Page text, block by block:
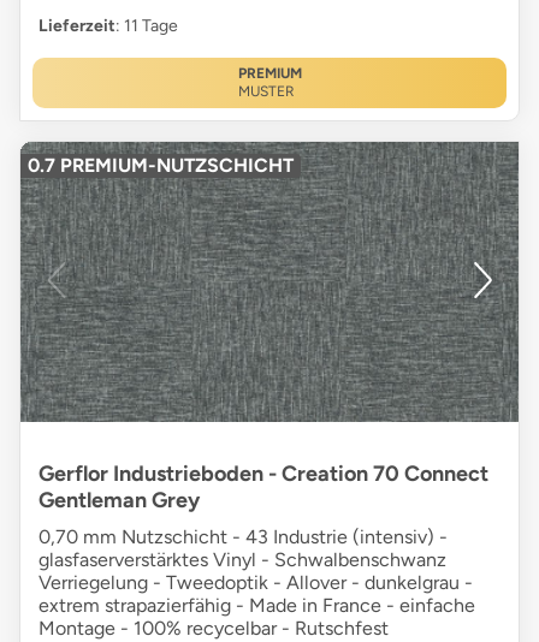
Lieferzeit: 11 Tage
PREMIUM
MUSTER
0.7 PREMIUM-NUTZSCHICHT
Gerflor Industrieboden - Creation 70 Connect
Gentleman Grey
0,70 mm Nutzschicht - 43 Industrie (intensiv) -
glasfaserverstärktes Vinyl - Schwalbenschwanz
Verriegelung - Tweedoptik - Allover - dunkelgrau -
extrem strapazierfähig - Made in France - einfache
Montage - 100% recycelbar - Rutschfest